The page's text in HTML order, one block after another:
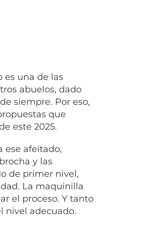
es una de las
abuelos, dado
siempre. Por eso,
que
este 2025.
ese afeitado,
y las
de primer nivel,
La maquinilla
el proceso. Y tanto
nivel adecuado.